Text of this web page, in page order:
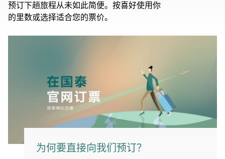
预订下趟旅程从未如此简便。按喜好使用你
的里数或选择适合您的票价。
为何要直接向我们预订？